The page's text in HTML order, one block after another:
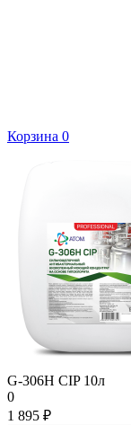
Корзина 0
G-306H CIP 10л
0
1 895 ₽